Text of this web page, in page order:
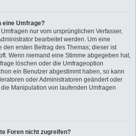
eine Umfrage?
nur vom ursprünglichen Verfasser,
bearbeitet werden. Um eine
den ersten Beitrag des Themas; dieser ist
Wenn niemand eine Stimme abgegeben hat,
löschen oder die Umfrageoption
ein Benutzer abgestimmt haben, so kann
oder Administratoren geändert oder
Manipulation von laufenden Umfragen
Foren nicht zugreifen?